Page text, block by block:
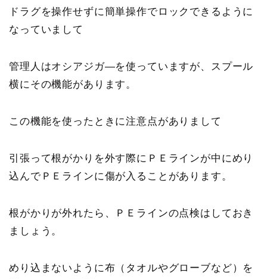
ドラグを操作せずに簡単操作でロックできるように
なっていまして
管理人はオシアジガ―を使っていますが、スプール
横にその機能があります。
この機能を使ったときに注意点がありまして
引張って根がかりを外す際にＰＥラインが中にめり
込んでＰＥラインに傷が入ることがあります。
根がかりが外れたら、ＰＥラインの点検はしておき
ましょう 。
めり込まないように布（タオルやグローブなど）を